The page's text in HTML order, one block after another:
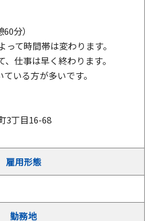
分）
て時間帯は変わります。
仕事は早く終わります。
いる方が多いです。
3丁目16-68
雇用形態
勤務地